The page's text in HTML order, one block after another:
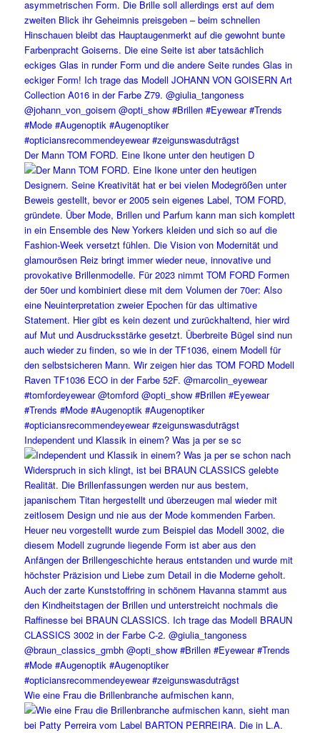
Der Mann TOM FORD. Eine Ikone unter den heutigen D
Independent und Klassik in einem? Was ja per se sc
Wie eine Frau die Brillenbranche aufmischen kann,